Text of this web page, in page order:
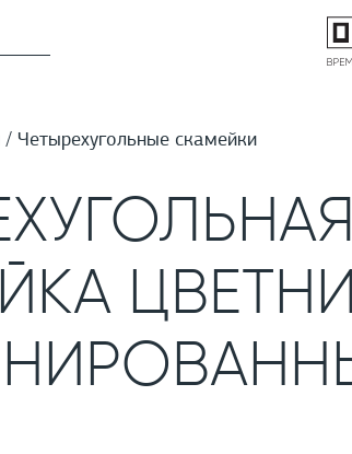
Четырехугольные скамейки